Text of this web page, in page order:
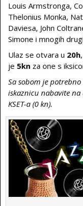
Louis Armstronga,
Thelonius Monka,
Daviesa, John
Simone i mnogih
Ulaz se otvara u 20h
je 5kn za one s
Sa sobom je
iskaznicu nabavite
KSET-a (0 kn).